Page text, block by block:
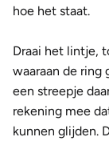
hoe het staat.
Draai het lintje,
waaraan de ring
een streepje
rekening mee
kunnen glijden.